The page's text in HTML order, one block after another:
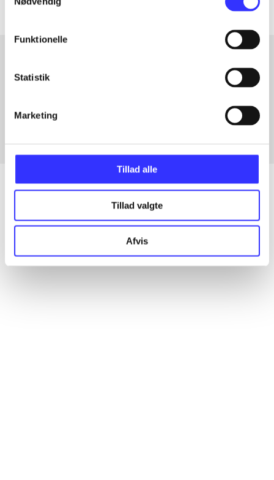
Funktionelle
Statistik
Marketing
Tillad alle
Tillad valgte
Afvis
Artikler med samme emner
Artikler
Alle registrerede artikler fordelt på udgivelser